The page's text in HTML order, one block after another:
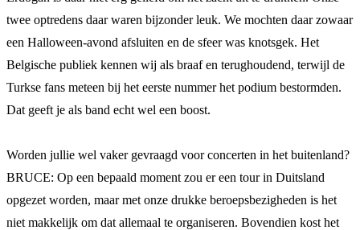
twee optredens daar waren bijzonder leuk. We mochten daar zowaar
een Halloween-avond afsluiten en de sfeer was knotsgek. Het
Belgische publiek kennen wij als braaf en terughoudend, terwijl de
Turkse fans meteen bij het eerste nummer het podium bestormden.
Dat geeft je als band echt wel een boost.
Worden jullie wel vaker gevraagd voor concerten in het buitenland?
BRUCE: Op een bepaald moment zou er een tour in Duitsland
opgezet worden, maar met onze drukke beroepsbezigheden is het
niet makkelijk om dat allemaal te organiseren. Bovendien kost het